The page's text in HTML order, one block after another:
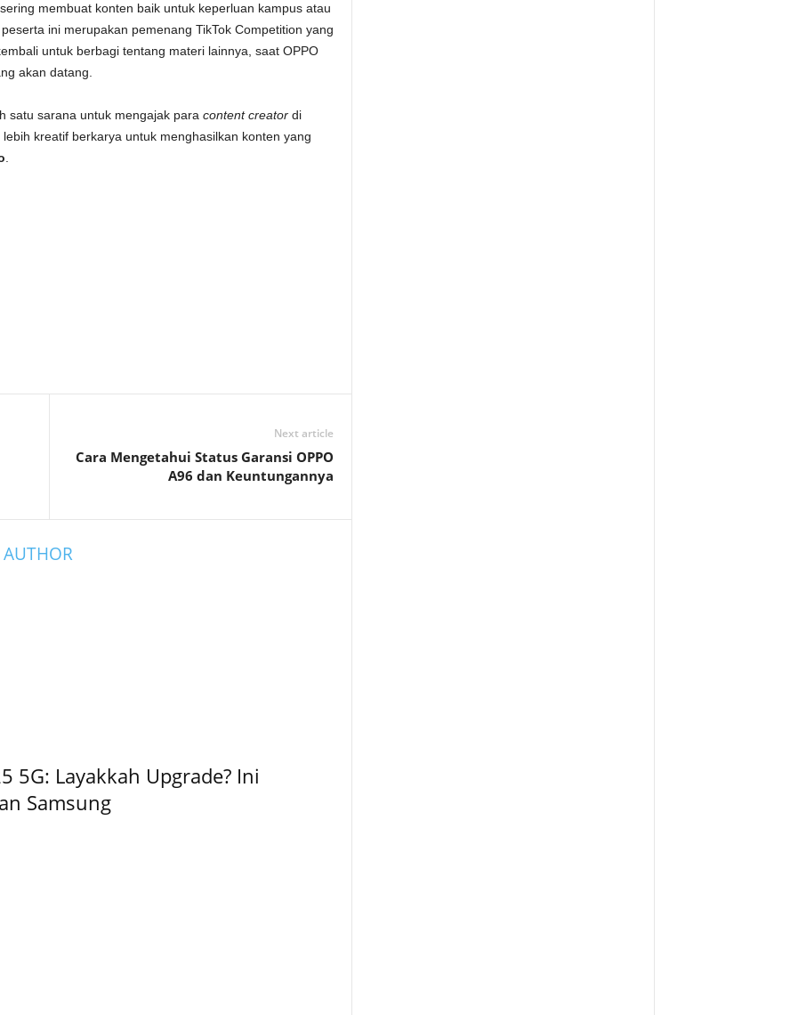
membuat konten baik untuk keperluan kampus atau
ini merupakan pemenang TikTok Competition yang
untuk berbagi tentang materi lainnya, saat OPPO
akan datang.
satu sarana untuk mengajak para content creatordi
kreatif berkarya untuk menghasilkan konten yang
Next article
Cara Mengetahui Status Garansi OPPO
A96 dan Keuntungannya
5G: Layakkah Upgrade? Ini
Samsung